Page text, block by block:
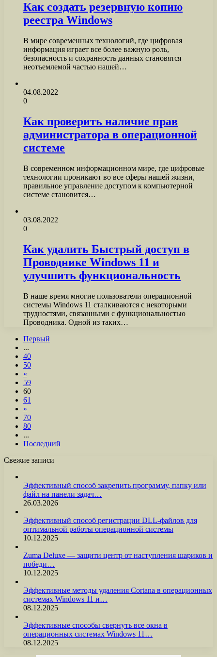
Как создать резервную копию
реестра Windows
В мире современных технологий, где цифровая
информация играет все более важную роль,
безопасность и сохранность данных становятся
неотъемлемой частью нашей…
04.08.2022
0
Как проверить наличие прав
администратора в операционной
системе
В современном информационном мире, где цифровые
технологии проникают во все сферы нашей жизни,
правильное управление доступом к компьютерной
системе становится…
03.08.2022
0
Как удалить Быстрый доступ в
Проводнике Windows 11 и
улучшить функциональность
В наше время многие пользователи операционной
системы Windows 11 сталкиваются с некоторыми
трудностями, связанными с функциональностью
Проводника. Одной из таких…
Первый
...
40
50
«
59
60
61
»
70
80
...
Последний
Свежие записи
Эффективный способ закрепить программу, папку или
файл на панели задач…
26.03.2026
Эффективный способ регистрации DLL-файлов для
оптимальной работы операционной системы
10.12.2025
Zuma Deluxe — защити центр от наступления шариков и
победи…
10.12.2025
Эффективные методы удаления Cortana в операционных
системах Windows 11 и…
08.12.2025
Эффективные способы свернуть все окна в
операционных системах Windows 11…
08.12.2025